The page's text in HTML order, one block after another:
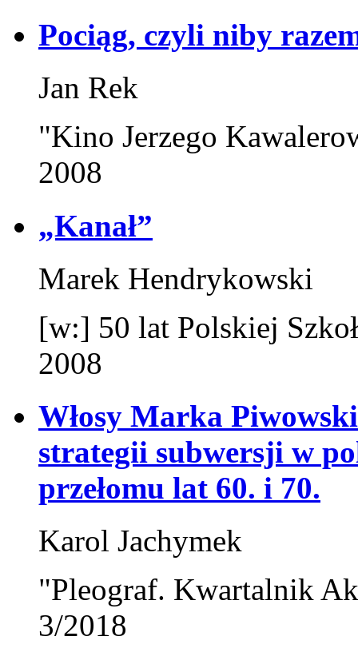
Pociąg, czyli niby
Jan Rek
"Kino Jerzego
2008
„Kanał”
Marek Hendrykowski
[w:] 50 lat Polskiej
2008
Włosy Marka
strategii subwersji w
przełomu lat 60. i 70.
Karol Jachymek
"Pleograf. Kwartalnik
3/2018